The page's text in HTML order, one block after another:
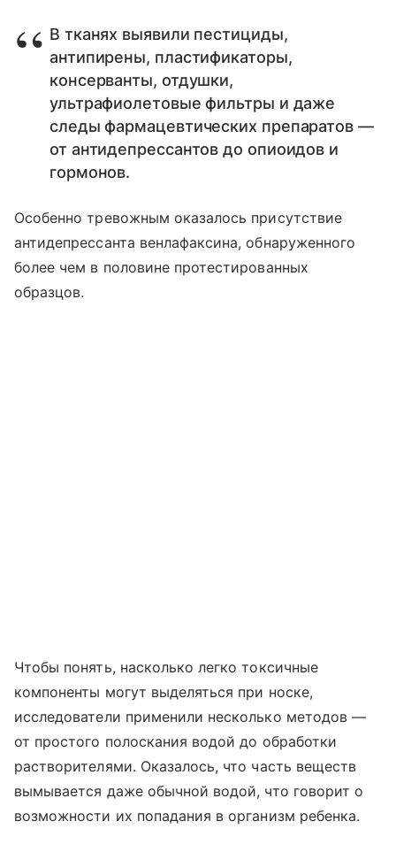
В тканях выявили пестициды,
антипирены, пластификаторы,
консерванты, отдушки,
ультрафиолетовые фильтры и даже
следы фармацевтических препаратов —
от антидепрессантов до опиоидов и
гормонов.
Особенно тревожным оказалось присутствие
антидепрессанта венлафаксина, обнаруженного
более чем в половине протестированных
образцов.
Чтобы понять, насколько легко токсичные
компоненты могут выделяться при носке,
исследователи применили несколько методов —
от простого полоскания водой до обработки
растворителями. Оказалось, что часть веществ
вымывается даже обычной водой, что говорит о
возможности их попадания в организм ребенка.